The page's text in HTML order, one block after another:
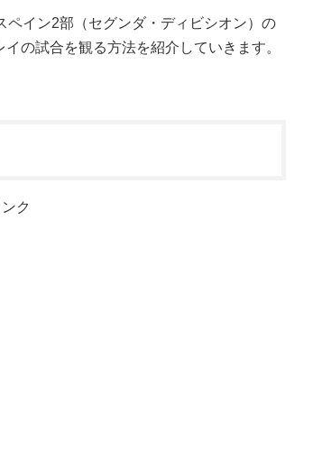
イン2部（セグンダ・ディビシオン）の
の試合を観る方法を紹介していきます。
ク